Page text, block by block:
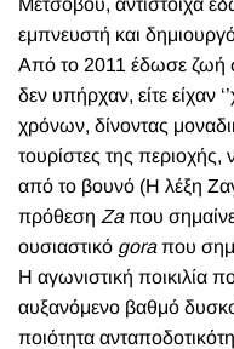
Μετσόβου, αντίστοιχα
εμπνευστή και
Από το 2011 έδωσε ζωή
δεν υπήρχαν, είτε είχαν
χρόνων, δίνοντας
τουρίστες της
από το βουνό (Η λέξη
πρόθεση Zaπου
ουσιαστικό goraπου
Η αγωνιστική ποικιλία
αυξανόμενο βαθμό
ποιότητα